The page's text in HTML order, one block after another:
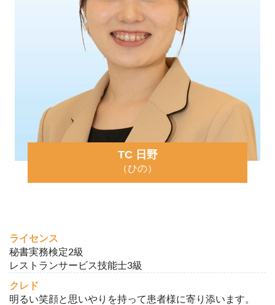
TC 日野
（ひの）
ライセンス
秘書実務検定2級
レストランサービス技能士3級
クレド
明るい笑顔と思いやりを持って患者様に寄り添います。